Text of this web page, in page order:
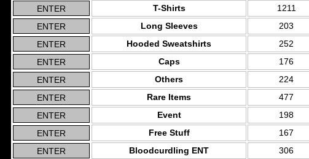
T-Shirts
1211
Long Sleeves
203
Hooded Sweatshirts
252
Caps
176
Others
224
Rare Items
477
Event
198
Free Stuff
167
Bloodcurdling ENT
306